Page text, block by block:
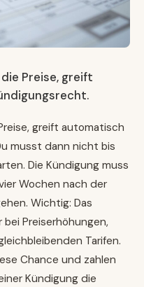
Preise, greift
greift automatisch
musst dann nicht bis
Die Kündigung muss
Wochen nach der
Wichtig: Das
Preiserhöhungen,
Tarifen.
Chance und zahlen
Kündigung die